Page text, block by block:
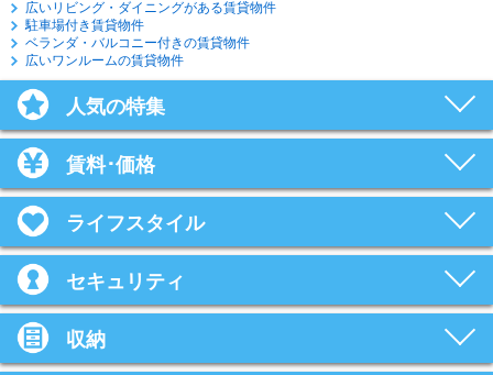
広いリビング・ダイニングがある賃貸物件
駐車場付き賃貸物件
ベランダ・バルコニー付きの賃貸物件
広いワンルームの賃貸物件
人気の特集
賃料･価格
ライフスタイル
セキュリティ
収納